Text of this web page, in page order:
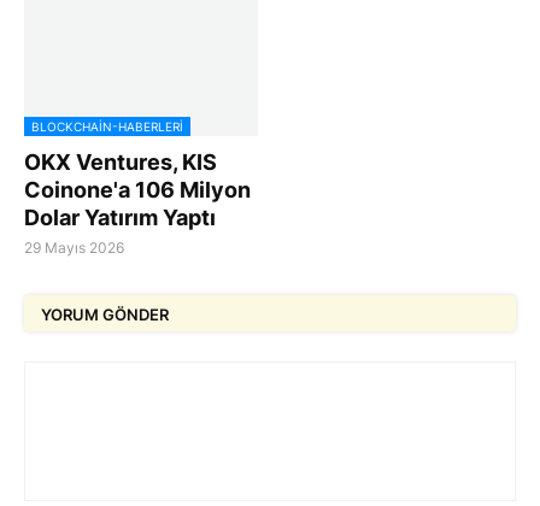
BLOCKCHAIN-HABERLERI
OKX Ventures, KIS
Coinone'a 106 Milyon
Dolar Yatırım Yaptı
29 Mayıs 2026
YORUM GÖNDER